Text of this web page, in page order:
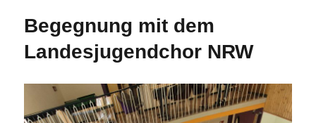
Begegnung mit dem
Landesjugendchor NRW